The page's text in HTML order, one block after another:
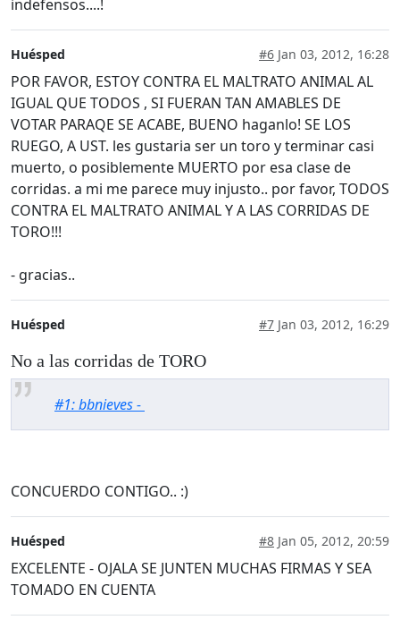
indefensos....!
Huésped #6 Jan 03, 2012, 16:28
POR FAVOR, ESTOY CONTRA EL MALTRATO ANIMAL AL
IGUAL QUE TODOS , SI FUERAN TAN AMABLES DE
VOTAR PARAQE SE ACABE, BUENO haganlo! SE LOS
RUEGO, A UST. les gustaria ser un toro y terminar casi
muerto, o posiblemente MUERTO por esa clase de
corridas. a mi me parece muy injusto.. por favor, TODOS
CONTRA EL MALTRATO ANIMAL Y A LAS CORRIDAS DE
TORO!!!
- gracias..
Huésped #7 Jan 03, 2012, 16:29
No a las corridas de TORO
#1: bbnieves -
CONCUERDO CONTIGO.. :)
Huésped #8 Jan 05, 2012, 20:59
EXCELENTE - OJALA SE JUNTEN MUCHAS FIRMAS Y SEA
TOMADO EN CUENTA